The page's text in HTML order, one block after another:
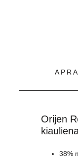
Orijen
38%